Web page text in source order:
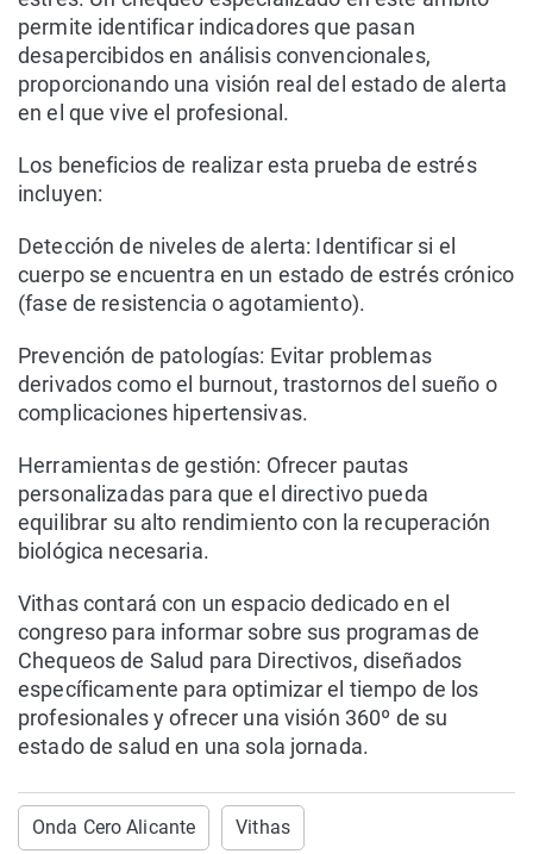
permite identificar indicadores que pasan
desapercibidos en análisis convencionales,
proporcionando una visión real del estado de alerta
en el que vive el profesional.
Los beneficios de realizar esta prueba de estrés
incluyen:
Detección de niveles de alerta: Identificar si el
cuerpo se encuentra en un estado de estrés crónico
(fase de resistencia o agotamiento).
Prevención de patologías: Evitar problemas
derivados como el burnout, trastornos del sueño o
complicaciones hipertensivas.
Herramientas de gestión: Ofrecer pautas
personalizadas para que el directivo pueda
equilibrar su alto rendimiento con la recuperación
biológica necesaria.
Vithas contará con un espacio dedicado en el
congreso para informar sobre sus programas de
Chequeos de Salud para Directivos, diseñados
específicamente para optimizar el tiempo de los
profesionales y ofrecer una visión 360º de su
estado de salud en una sola jornada.
Onda Cero Alicante Vithas